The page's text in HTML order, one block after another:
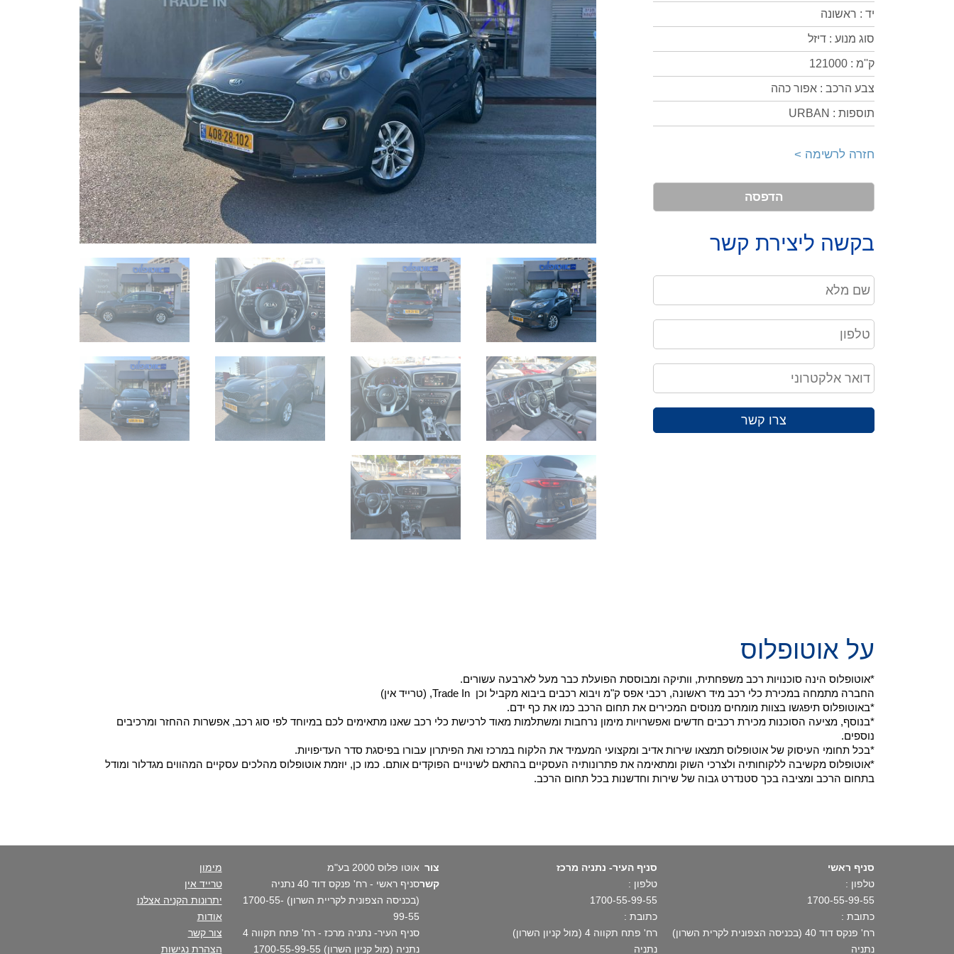
יד : ראשונה
סוג מנוע : דיזל
ק''מ : 121000
צבע הרכב : אפור כהה
תוספות : URBAN
חזרה לרשימה >
הדפסה
בקשה ליצירת קשר
צרו קשר
על אוטופלוס
*אוטופלוס הינה סוכנויות רכב משפחתית, וותיקה ומבוססת הפועלת כבר מעל לארבעה עשורים.
החברה מתמחה במכירת כלי רכב מיד ראשונה, רכבי אפס ק"מ ויבוא רכבים ביבוא מקביל וכן Trade In, (טרייד אין)
*באוטופלוס תיפגשו בצוות מומחים מנוסים המכירים את תחום הרכב כמו את כף ידם.
*בנוסף, מציעה הסוכנות מכירת רכבים חדשים ואפשרויות מימון נרחבות ומשתלמות מאוד לרכישת כלי רכב שאנו מתאימים לכם במיוחד לפי סוג רכב, אפשרות ההחזר ומרכיבים
נוספים.
*בכל תחומי העיסוק של אוטופלוס תמצאו שירות אדיב ומקצועי המעמיד את הלקוח במרכז ואת הפיתרון עבורו בפיסגת סדר העדיפויות.
*אוטופלוס מקשיבה ללקוחותיה ולצרכי השוק ומתאימה את פתרונותיה העסקיים בהתאם לשינויים הפוקדים אותם. כמו כן, יוזמת אוטופלוס מהלכים עסקיים המהווים מגדלור ומודל
בתחום הרכב ומציבה בכך סטנדרט גבוה של שירות וחדשנות בכל תחום הרכב.
סניף ראשי
טלפון :
1700-55-99-55
כתובת :
רח' פנקס דוד 40 (בכניסה הצפונית לקרית השרון)
נתניה
סניף העיר- נתניה מרכז
טלפון :
1700-55-99-55
כתובת :
רח' פתח תקווה 4 (מול קניון השרון)
נתניה
צור
קשר
אוטו פלוס 2000 בע"מ
סניף ראשי - רח' פנקס דוד 40 נתניה
(בכניסה הצפונית לקריית השרון) 1700-55-
99-55
סניף העיר- נתניה מרכז - רח' פתח תקווה 4
נתניה (מול קניון השרון) 1700-55-99-55
מימון
טרייד אין
יתרונות הקניה אצלנו
אודות
צור קשר
הצהרת נגישות